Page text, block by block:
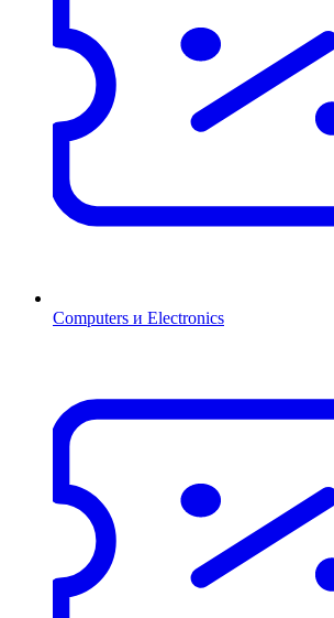
Computers и Electronics